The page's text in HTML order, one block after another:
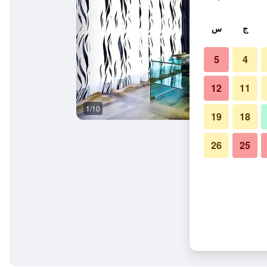
1/10
ج س
4
5
11
12
18
19
25
26